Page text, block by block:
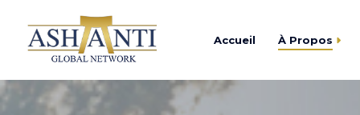
Accueil À Propos